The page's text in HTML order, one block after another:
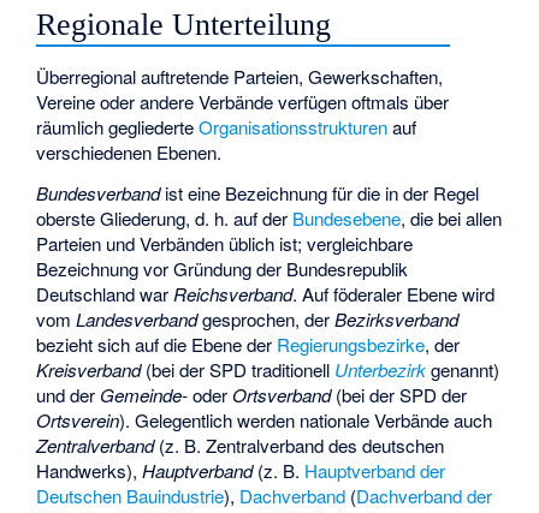
Regionale Unterteilung
Überregional auftretende Parteien, Gewerkschaften,
Vereine oder andere Verbände verfügen oftmals über
räumlich gegliederteOrganisationsstrukturenauf
verschiedenen Ebenen.
Bundesverbandist eine Bezeichnung für die in der Regel
oberste Gliederung, d. h. auf der Bundesebene, die bei allen
Parteien und Verbänden üblich ist; vergleichbare
Bezeichnung vor Gründung der Bundesrepublik
Deutschland warReichsverband. Auf föderaler Ebene wird
vomLandesverbandgesprochen, derBezirksverband
bezieht sich auf die Ebene der Regierungsbezirke, der
Kreisverband(bei der SPD traditionell Unterbezirkgenannt)
und der Gemeinde-oderOrtsverband(bei der SPD der
Ortsverein). Gelegentlich werden nationale Verbände auch
Zentralverband(z. B.Zentralverband des deutschen
Handwerks),Hauptverband(z. B. Hauptverband der
Deutschen Bauindustrie), Dachverband (Dachverband der